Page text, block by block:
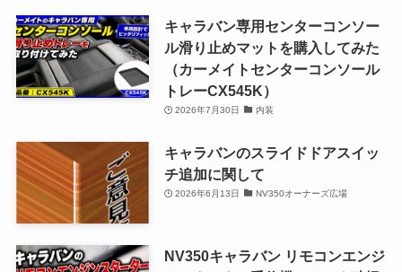
キャラバン専用センターコンソー
ル滑り止めマットを購入してみた
（カーメイトセンターコンソール
トレーCX545K）
2026年7月30日 内装
キャラバンのスライドドアスイッ
チ追加に関して
2026年6月13日 NV350オーナーズ広場
NV350キャラバン リモコンエンジ